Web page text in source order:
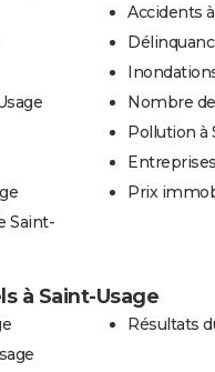
Saint-
Accidents
Nombre
Pollution à
Prix
à Saint-Usage
Résultats